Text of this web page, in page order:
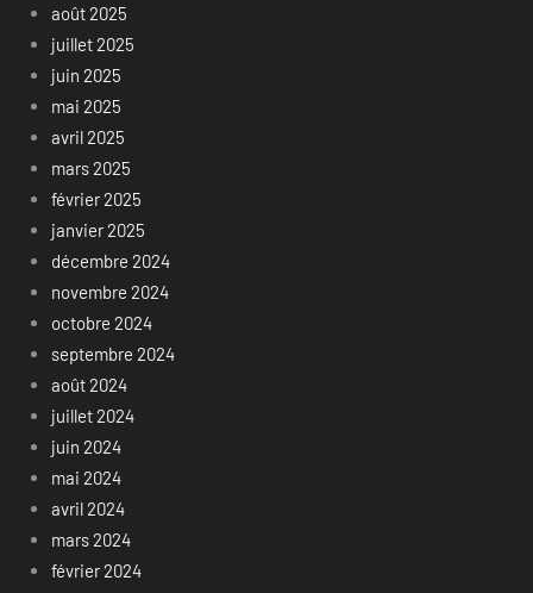
août 2025
juillet 2025
juin 2025
mai 2025
avril 2025
mars 2025
février 2025
janvier 2025
décembre 2024
novembre 2024
octobre 2024
septembre 2024
août 2024
juillet 2024
juin 2024
mai 2024
avril 2024
mars 2024
février 2024